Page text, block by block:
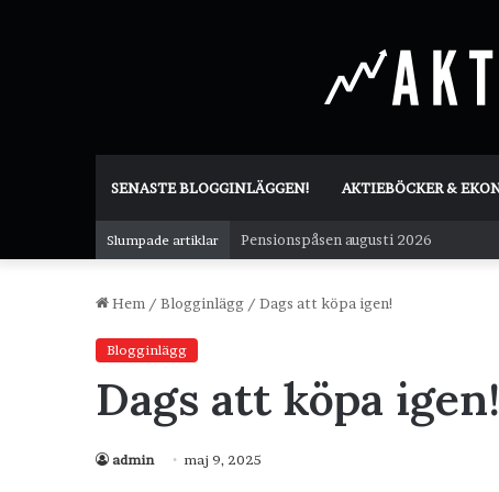
SENASTE BLOGGINLÄGGEN! AKTIEBÖCKER &
Slumpade artiklar Pensionspåsen augusti 2026
Hem / Blogginlägg / Dags att köpa igen!
Blogginlägg
Dags att köpa igen!
admin maj 9, 2025